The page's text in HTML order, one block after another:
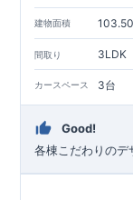
建物面積
間取り 3LDK
カースペース 3台
Good!
各棟こだわりのデ